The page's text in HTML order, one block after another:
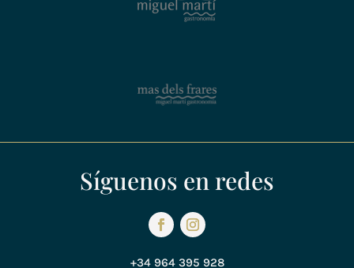
Síguenos en redes
+34 964 395 928